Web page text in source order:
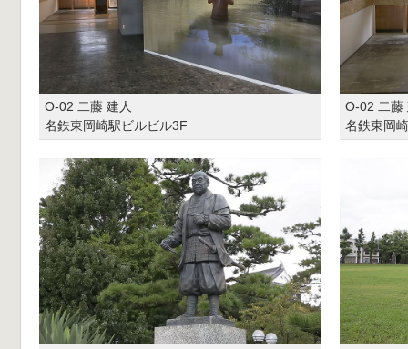
O-02 二藤 建人
名鉄東岡崎駅ビルビル3F
O-02 二藤
名鉄東岡